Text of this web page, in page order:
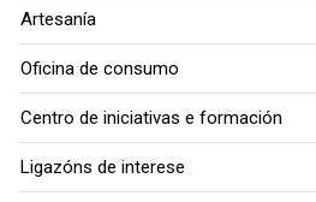
Artesanía
Oficina de consumo
Centro de iniciativas e formación
Ligazóns de interese